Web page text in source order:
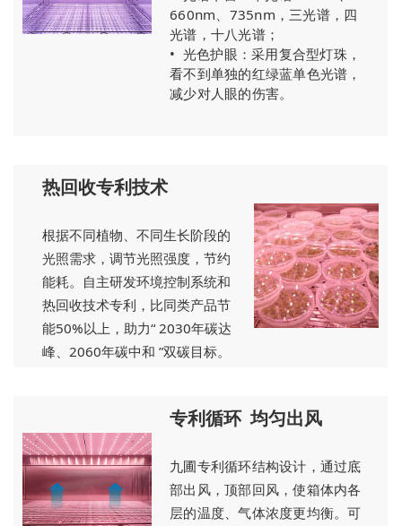
660nm、735nm，三光谱，四
光谱，十八光谱；
• 光色护眼：采用复合型灯珠，
看不到单独的红绿蓝单色光谱，
减少对人眼的伤害。
热回收专利技术
根据不同植物、不同生长阶段的
光照需求，调节光照强度，节约
能耗。自主研发环境控制系统和
热回收技术专利，比同类产品节
能50%以上，助力“ 2030年碳达
峰、2060年碳中和 ”双碳目标。
专利循环 均匀出风
九圃专利循环结构设计，通过底
部出风，顶部回风，使箱体内各
层的温度、气体浓度更均衡。可